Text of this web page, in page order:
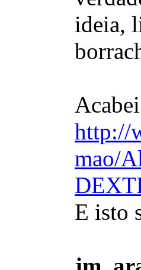
ideia,
http://
mao/
E isto